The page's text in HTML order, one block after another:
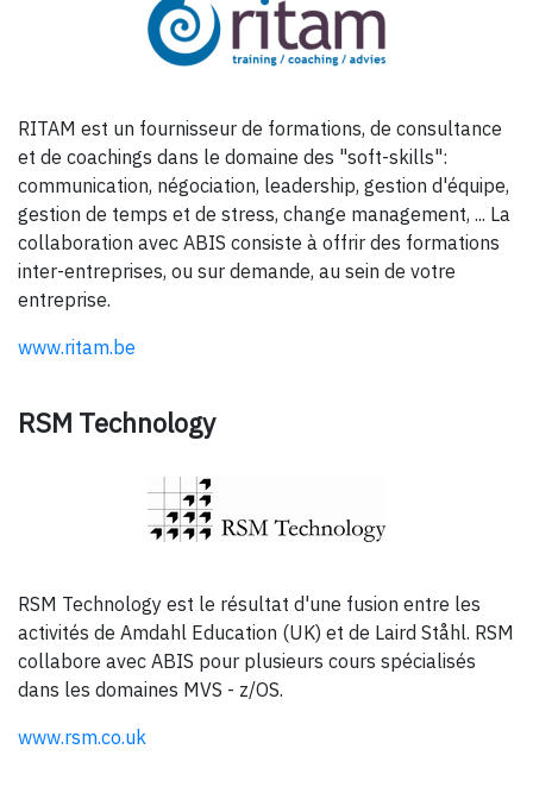
RITAM est un fournisseur de formations, de consultance
et de coachings dans le domaine des "soft-skills":
communication, négociation, leadership, gestion d'équipe,
gestion de temps et de stress, change management, ... La
collaboration avec ABIS consiste à offrir des formations
inter-entreprises, ou sur demande, au sein de votre
entreprise.
www.ritam.be
RSM Technology
RSM Technology est le résultat d'une fusion entre les
activités de Amdahl Education (UK) et de Laird Ståhl. RSM
collabore avec ABIS pour plusieurs cours spécialisés
dans les domaines MVS - z/OS.
www.rsm.co.uk